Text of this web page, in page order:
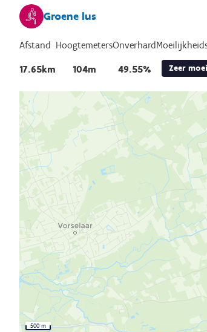
Groene lus
Afstand
17.65km
Hoogtemeters
104m
Onverhard
49.55% Zeer
500 m